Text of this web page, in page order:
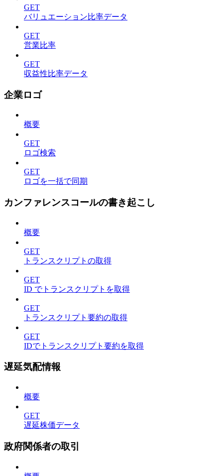
GET
バリュエーション比率データ
GET
営業比率
GET
収益性比率データ
企業ロゴ
概要
GET
ロゴ検索
GET
ロゴを一括で同期
カンファレンスコールの書き起こし
概要
GET
トランスクリプトの取得
GET
ID でトランスクリプトを取得
GET
トランスクリプト要約の取得
GET
IDでトランスクリプト要約を取得
遅延気配情報
概要
GET
遅延株価データ
政府関係者の取引